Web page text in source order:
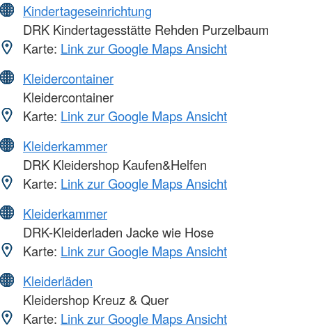
Kindertageseinrichtung
DRK Kindertagesstätte Rehden Purzelbaum
Karte: Link zur Google Maps Ansicht
Kleidercontainer
Kleidercontainer
Karte: Link zur Google Maps Ansicht
Kleiderkammer
DRK Kleidershop Kaufen&Helfen
Karte: Link zur Google Maps Ansicht
Kleiderkammer
DRK-Kleiderladen Jacke wie Hose
Karte: Link zur Google Maps Ansicht
Kleiderläden
Kleidershop Kreuz & Quer
Karte: Link zur Google Maps Ansicht